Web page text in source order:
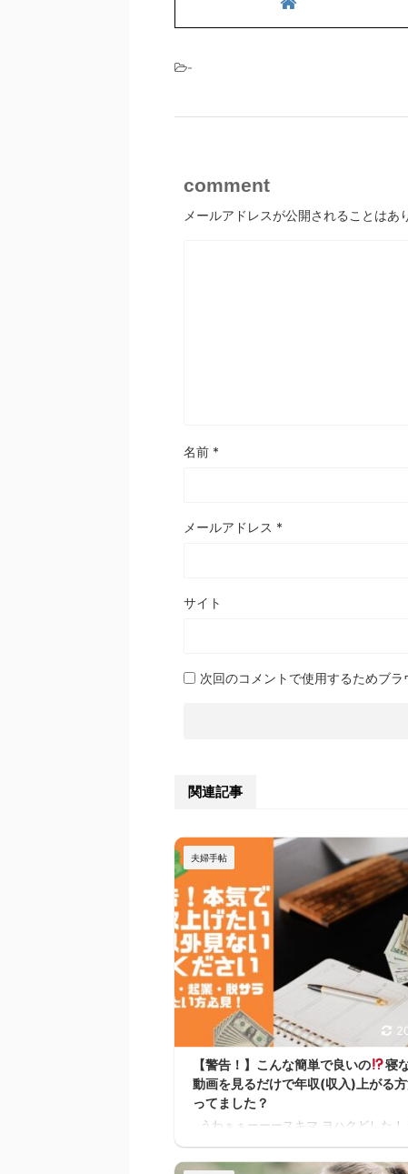
-
comment
メールアドレスが公開されることはあ
名前 *
メールアドレス *
サイト
次回のコメントで使用するためブ
関連記事
夫婦手帖
【警告！】こんな簡単で良いの
寝
動画を見るだけで年収(収入)上がる
ってました？
うわぁぁーーースキマ ヨハクどした！
けば良かったーーー！スキマ ヨハクう